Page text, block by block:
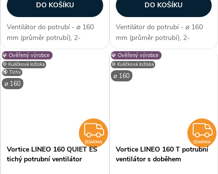
DO KOŠÍKU
Ventilátor do potrubí - ⌀ 160
mm (průměr potrubí), 2-
stupňová či plynulá regulace,
EC motor, kuličková ložiska,
průtok vzduchu max. 630
m3/h, max. teplota 60 °C,
příkon 12–60 W,...
DO KOŠÍKU
Ventilátor do potrubí - ⌀ 160
mm (průměr potrubí), 2-
stupňová regulace, AC motor,
kuličková ložiska, průtok
vzduchu max. 550 m3/h, max.
teplota 60 °C, příkon 40–58 W,
⚙️ Kuličková ložiska
🔇 Tichý
💎 Ověřený výrobce
⌀ 160
ZDARMA
ZDARMA
Vortice LINEO 160 QUIET ES
tichý potrubní ventilátor
⚙️ Kuličková ložiska
💎 Ověřený výrobce
⌀ 160
ZDARMA
Vortice LINEO 160 T potrubní
ventilátor s doběhem